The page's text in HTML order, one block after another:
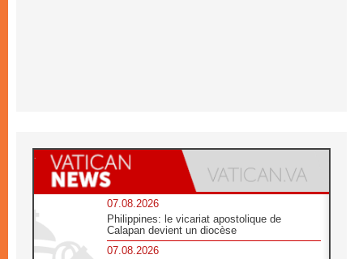
07.08.2026
Philippines: le vicariat apostolique de
Calapan devient un diocèse
07.08.2026